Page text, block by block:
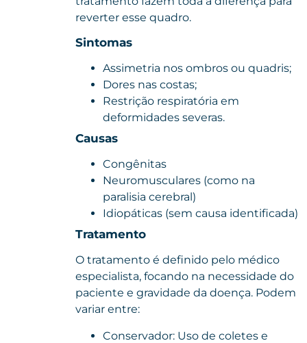
reverter esse quadro.
Sintomas
Assimetria nos ombros ou quadris;
Dores nas costas;
Restrição respiratória em
deformidades severas.
Causas
Congênitas
Neuromusculares (como na
paralisia cerebral)
Idiopáticas (sem causa identificada)
Tratamento
O tratamento é definido pelo médico
especialista, focando na necessidade do
paciente e gravidade da doença. Podem
variar entre:
Conservador: Uso de coletes e